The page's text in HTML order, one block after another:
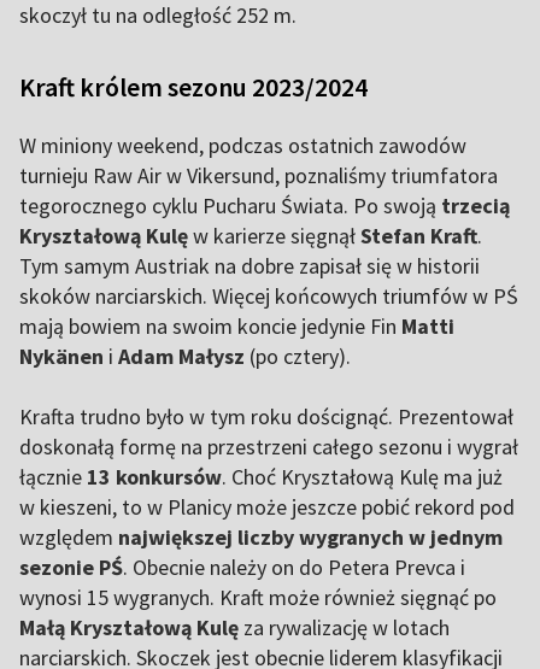
skoczył tu na odległość 252 m.
Kraft królem sezonu 2023/2024
W miniony weekend, podczas ostatnich zawodów
turnieju Raw Air w Vikersund, poznaliśmy triumfatora
tegorocznego cyklu Pucharu Świata. Po swoją trzecią
Kryształową Kulęw karierze sięgnąłStefan Kraft.
Tym samym Austriak na dobre zapisał się w historii
skoków narciarskich. Więcej końcowych triumfów w PŚ
mają bowiem na swoim koncie jedynie Fin Matti
Nykänen i Adam Małysz (po cztery).
Krafta trudno było w tym roku doścignąć. Prezentował
doskonałą formę na przestrzeni całego sezonu i wygrał
łącznie 13 konkursów. Choć Kryształową Kulę ma już
w kieszeni, to w Planicy może jeszcze pobić rekord pod
względem największej liczby wygranych w jednym
sezonie PŚ. Obecnie należy on do Petera Prevca i
wynosi 15 wygranych. Kraft może również sięgnąć po
Małą Kryształową Kulę za rywalizację w lotach
narciarskich. Skoczek jest obecnie liderem klasyfikacji